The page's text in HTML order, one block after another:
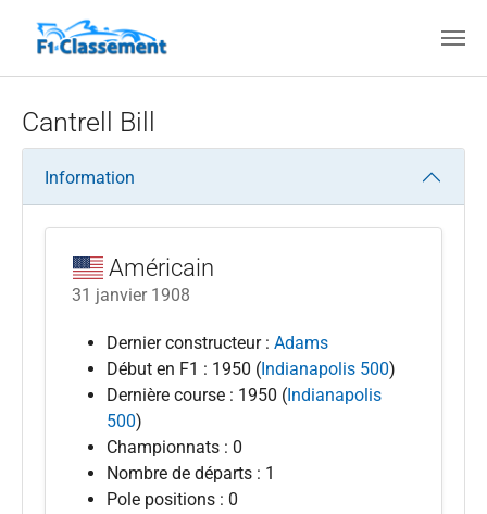
Cantrell Bill
Information
Américain
31 janvier 1908
Dernier constructeur : Adams
Début en F1 : 1950 (Indianapolis 500)
Dernière course : 1950 (Indianapolis
500)
Championnats : 0
Nombre de départs : 1
Pole positions : 0